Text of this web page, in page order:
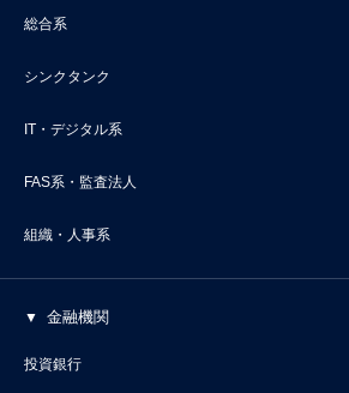
総合系
シンクタンク
IT・デジタル系
FAS系・監査法人
組織・人事系
金融機関
投資銀行